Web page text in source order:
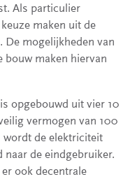
Als particulier
maken uit de
De mogelijkheden van
bouw maken hiervan
opgebouwd uit vier 10
vermogen van 100
wordt de elektriciteit
de eindgebruiker.
ook decentrale